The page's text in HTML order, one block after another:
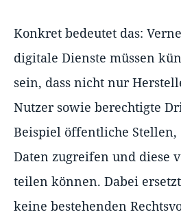
Konkret bedeutet das:
digitale Dienste müssen
sein, dass nicht nur
Nutzer sowie berechtigte
Beispiel öffentliche Stellen,
Daten zugreifen und diese
teilen können. Dabei
keine bestehenden